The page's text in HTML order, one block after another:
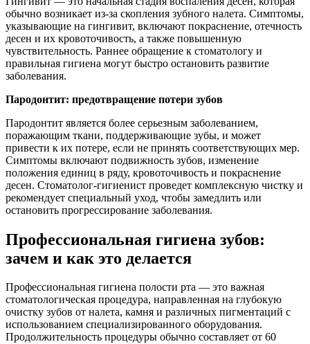
обычно возникает из-за скопления зубного налета. Симптомы,
указывающие на гингивит, включают покраснение, отечность
десен и их кровоточивость, а также повышенную
чувствительность. Раннее обращение к стоматологу и
правильная гигиена могут быстро остановить развитие
заболевания.
Пародонтит: предотвращение потери зубов
Пародонтит является более серьезным заболеванием,
поражающим ткани, поддерживающие зубы, и может
привести к их потере, если не принять соответствующих мер.
Симптомы включают подвижность зубов, изменение
положения единиц в ряду, кровоточивость и покраснение
десен. Стоматолог-гигиенист проведет комплексную чистку и
рекомендует специальный уход, чтобы замедлить или
остановить прогрессирование заболевания.
Профессиональная гигиена зубов:
зачем и как это делается
Профессиональная гигиена полости рта — это важная
стоматологическая процедура, направленная на глубокую
очистку зубов от налета, камня и различных пигментаций с
использованием специализированного оборудования.
Продолжительность процедуры обычно составляет от 60